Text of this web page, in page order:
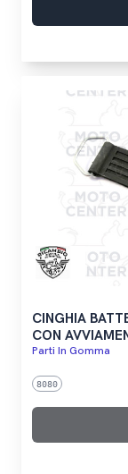
CINGHIA
CON
Parti In Gomma
8080